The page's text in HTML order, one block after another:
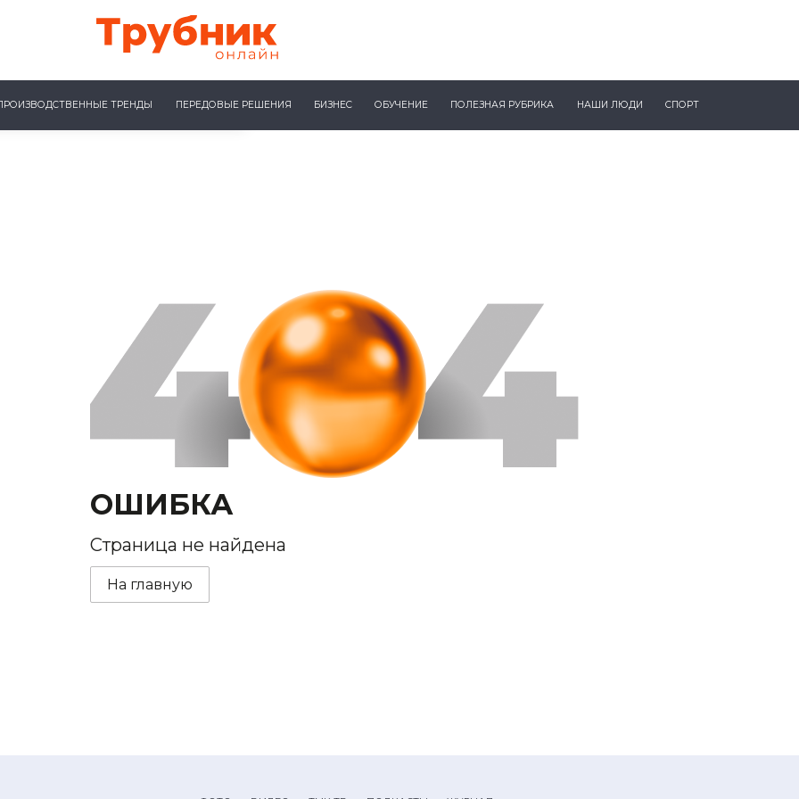
ТРЕНДЫ ПЕРЕДОВЫЕ РЕШЕНИЯ БИЗНЕС ОБУЧЕНИЕ ПОЛЕЗНАЯ РУБРИКА НАШИ ЛЮДИ СПОРТ
ОШИБКА
Страница не найдена
На главную